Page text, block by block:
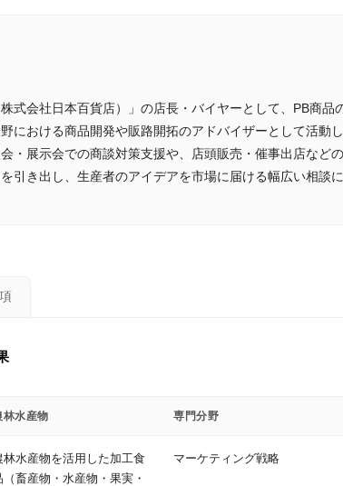
式会社日本百貨店）」の店長・バイヤーとして、PB商
における商品開発や販路開拓のアドバイザーとして活動
・展示会での商談対策支援や、店頭販売・催事出店など
引き出し、生産者のアイデアを市場に届ける幅広い相談
林水産物 専門分野
林水産物を活用した加工食
（畜産物・水産物・果実・
マーケティング戦略